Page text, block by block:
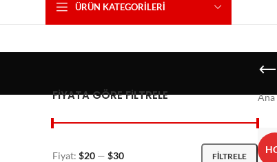
ÜRÜN KATEGORILERI
FIYATA GÖRE FILTRELE
FILTRELE
Fiyat: $20 — $30
Ana